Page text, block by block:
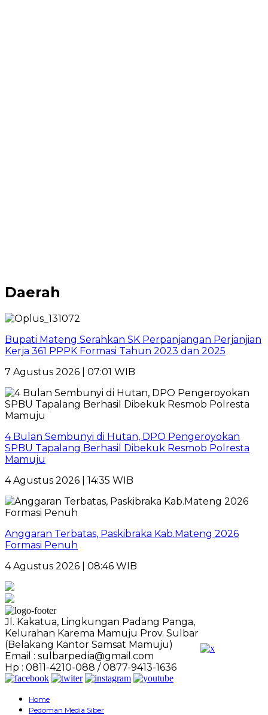
Daerah
Bupati Mateng Serahkan SK Perpanjangan Perjanjian
Kerja 361 PPPK Formasi Tahun 2023 dan 2025
7 Agustus 2026 | 07:01 WIB
4 Bulan Sembunyi di Hutan, DPO Pengeroyokan
SPBU Tapalang Berhasil Dibekuk Resmob Polresta
Mamuju
4 Agustus 2026 | 14:35 WIB
Anggaran Terbatas, Paskibraka Kab.Mateng 2026
Formasi Penuh
4 Agustus 2026 | 08:46 WIB
Jl. Kakatua, Lingkungan Padang Panga,
Kelurahan Karema Mamuju Prov. Sulbar
(Belakang Kantor Samsat Mamuju)
Email : sulbarpedia@gmail.com
Hp : 0811-4210-088 / 0877-9413-1636
Home
Pedoman Media Siber